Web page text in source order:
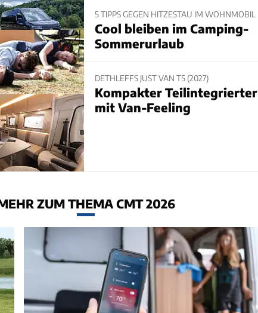
5 TIPPS GEGEN HITZESTAU IM WOHNMOBIL
Cool bleiben im Camping-
Sommerurlaub
DETHLEFFS JUST VAN T5 (2027)
Kompakter Teilintegrierter
mit Van-Feeling
ZUM THEMA CMT 2026